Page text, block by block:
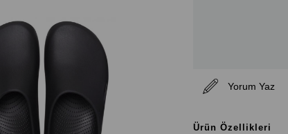
Yorum Yaz
Ürün Özellikleri